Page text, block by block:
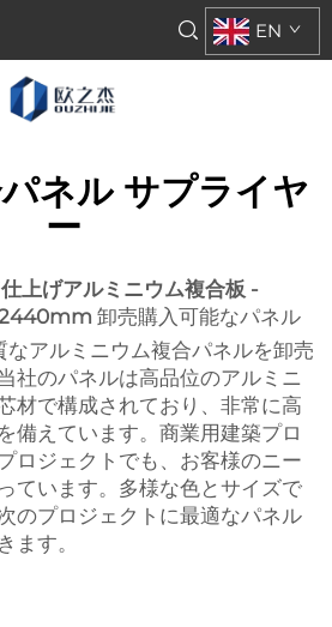
EN
ネル サプライヤ
ー
上げアルミニウム複合板 -
卸売購入可能なパネル
アルミニウム複合パネルを卸売
社のパネルは高品位のアルミニ
材で構成されており、非常に高
備えています。商業用建築プロ
ロジェクトでも、お客様のニー
ています。多様な色とサイズで
のプロジェクトに最適なパネル
ます。